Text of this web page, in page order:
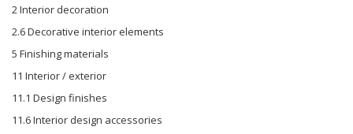
2 Interior decoration
2.6 Decorative interior elements
5 Finishing materials
11 Interior / exterior
11.1 Design finishes
11.6 Interior design accessories